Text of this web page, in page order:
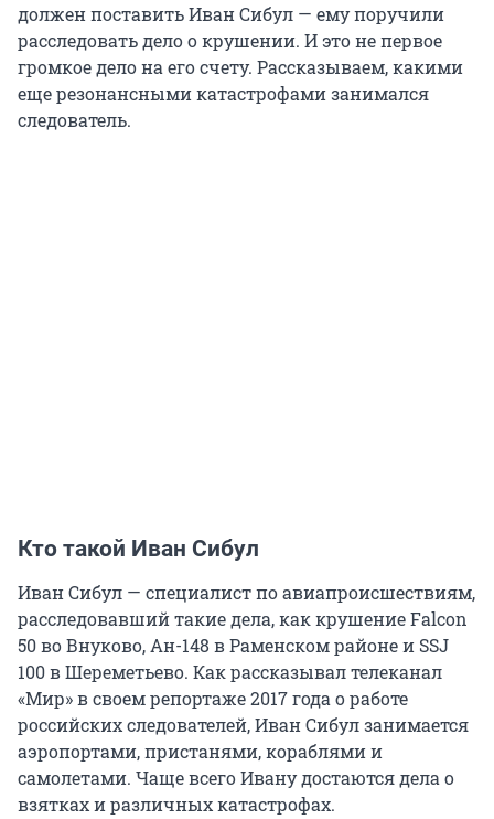
должен поставить Иван Сибул — ему поручили
расследовать дело о крушении. И это не первое
громкое дело на его счету. Рассказываем, какими
еще резонансными катастрофами занимался
следователь.
Кто такой Иван Сибул
Иван Сибул — специалист по авиапроисшествиям,
расследовавший такие дела, как крушение Falcon
50 во Внуково, Ан-148 в Раменском районе и SSJ
100 в Шереметьево. Как рассказывал телеканал
«Мир» в своем репортаже 2017 года о работе
российских следователей, Иван Сибул занимается
аэропортами, пристанями, кораблями и
самолетами. Чаще всего Ивану достаются дела о
взятках и различных катастрофах.